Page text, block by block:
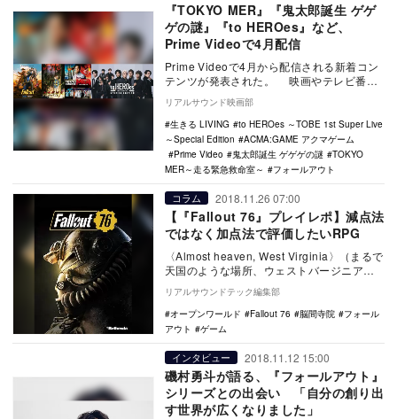
『TOKYO MER』『鬼太郎誕生 ゲゲ
ゲの謎』『to HEROes』など、
Prime Videoで4月配信
Prime Videoで4月から配信される新着コン
テンツが発表された。 映画やテレビ番組
が見放題のPrime VideoのS…
リアルサウンド映画部
生きる LIVING
to HEROes ～TOBE 1st Super Live
～Special Edition
ACMA:GAME アクマゲーム
Prime Video
鬼太郎誕生 ゲゲゲの謎
TOKYO
MER～走る緊急救命室～
フォールアウト
コラム 2018.11.26 07:00
【『Fallout 76』プレイレポ】減点法
ではなく加点法で評価したいRPG
〈Almost heaven, West Virginia〉（まるで
天国のような場所、ウェストバージニア）
リアルサウンドテック編集部
オープンワールド
Fallout 76 脳間寺院
フォール
アウト
ゲーム
インタビュー 2018.11.12 15:00
磯村勇斗が語る、『フォールアウト』
シリーズとの出会い 「自分の創り出
す世界が広くなりました」